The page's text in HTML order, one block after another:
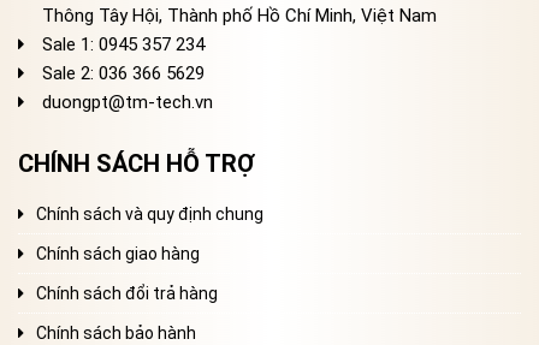
Thông Tây Hội, Thành phố Hồ Chí Minh, Việt Nam
Sale 1: 0945 357 234
Sale 2: 036 366 5629
duongpt@tm-tech.vn
CHÍNH SÁCH HỖ TRỢ
Chính sách và quy định chung
Chính sách giao hàng
Chính sách đổi trả hàng
Chính sách bảo hành